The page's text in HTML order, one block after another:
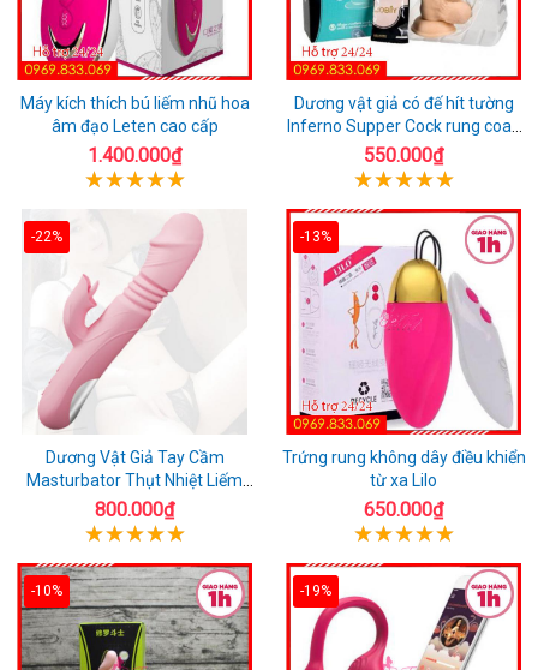
Máy kích thích bú liếm nhũ hoa
âm đạo Leten cao cấp
1.400.000₫
Dương vật giả có đế hít tường
Inferno Supper Cock rung coay
7 chế độ
550.000₫
-22%
Dương Vật Giả Tay Cầm
Masturbator Thụt Nhiệt Liếm
Rung
800.000₫
-13%
Trứng rung không dây điều khiển
từ xa Lilo
650.000₫
-10% -19%